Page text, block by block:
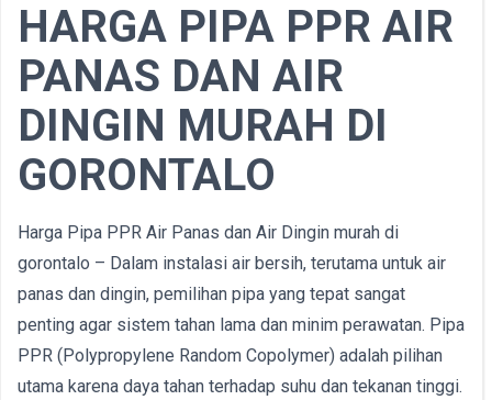
HARGA PIPA PPR AIR
PANAS DAN AIR
DINGIN MURAH DI
GORONTALO
Harga Pipa PPR Air Panas dan Air Dingin murah di
gorontalo – Dalam instalasi air bersih, terutama untuk air
panas dan dingin, pemilihan pipa yang tepat sangat
penting agar sistem tahan lama dan minim perawatan. Pipa
PPR (Polypropylene Random Copolymer) adalah pilihan
utama karena daya tahan terhadap suhu dan tekanan tinggi.